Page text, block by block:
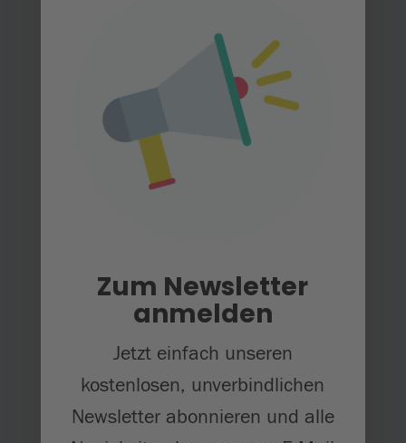
© Hector Kinderakademie
Um gängigen Stereotypen
entgegenzuwirken, ist es auch in der
MINT-Förderung entscheidend, gezielt
Zum Newsletter
anmelden
Jetzt einfach unseren
kostenlosen, unverbindlichen
Newsletter abonnieren und alle